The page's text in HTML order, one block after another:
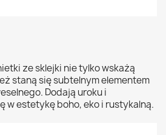
ze sklejki nie tylko wskażą
staną się subtelnym elementem
Dodają uroku i
w estetykę boho, eko i rustykalną.